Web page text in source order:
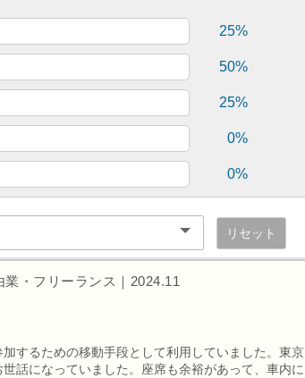
25%
50%
25%
0%
0%
リセット
・フリーランス｜2024.11
するための移動手段として利用していました。東京
話になっていました。座席も余裕があって、車内に